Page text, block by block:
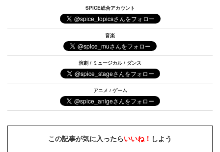
SPICE総合アカウント
音楽
演劇 / ミュージカル / ダンス
アニメ / ゲーム
この記事が気に入ったらいいね！ しよう